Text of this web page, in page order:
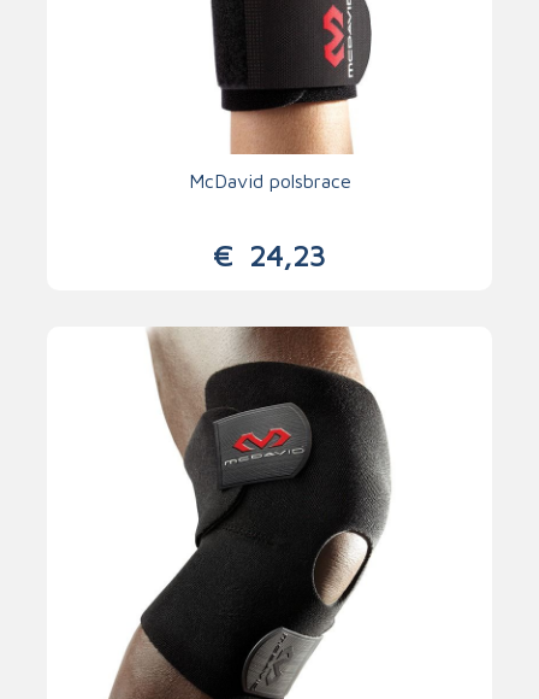
McDavid polsbrace
€ 24,23